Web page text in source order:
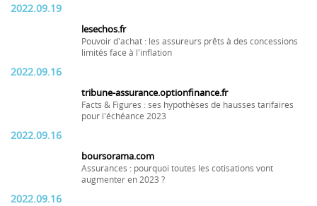
2022.09.19
lesechos.fr
Pouvoir d'achat : les assureurs prêts à des concessions
limités face à l'inflation
2022.09.16
tribune-assurance.optionfinance.fr
Facts & Figures : ses hypothèses de hausses tarifaires
pour l'échéance 2023
2022.09.16
boursorama.com
Assurances : pourquoi toutes les cotisations vont
augmenter en 2023 ?
2022.09.16